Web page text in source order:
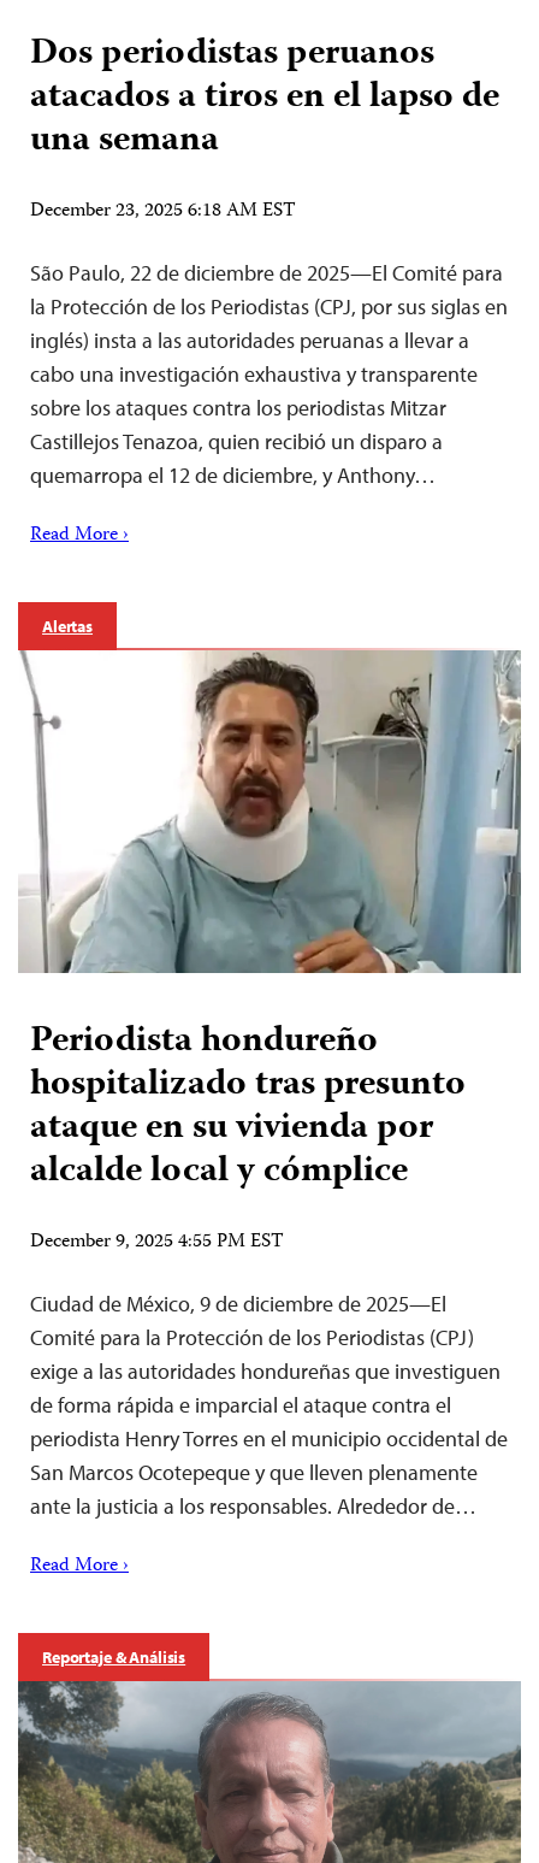
Dos periodistas peruanos
atacados a tiros en el lapso de
una semana
December 23, 2025 6:18 AM EST
São Paulo, 22 de diciembre de 2025—El Comité para
la Protección de los Periodistas (CPJ, por sus siglas en
inglés) insta a las autoridades peruanas a llevar a
cabo una investigación exhaustiva y transparente
sobre los ataques contra los periodistas Mitzar
Castillejos Tenazoa, quien recibió un disparo a
quemarropa el 12 de diciembre, y Anthony…
Read More ›
Alertas
Periodista hondureño
hospitalizado tras presunto
ataque en su vivienda por
alcalde local y cómplice
December 9, 2025 4:55 PM EST
Ciudad de México, 9 de diciembre de 2025—El
Comité para la Protección de los Periodistas (CPJ)
exige a las autoridades hondureñas que investiguen
de forma rápida e imparcial el ataque contra el
periodista Henry Torres en el municipio occidental de
San Marcos Ocotepeque y que lleven plenamente
ante la justicia a los responsables. Alrededor de…
Read More ›
Reportaje & Análisis